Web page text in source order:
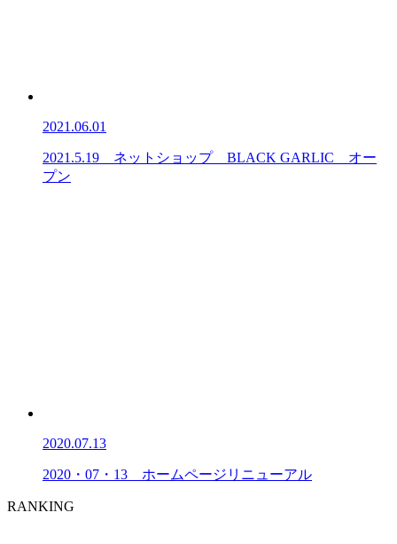
2021.06.01
2021.5.19 ネットショップ BLACK GARLIC オー
プン
2020.07.13
2020・07・13 ホームページリニューアル
RANKING